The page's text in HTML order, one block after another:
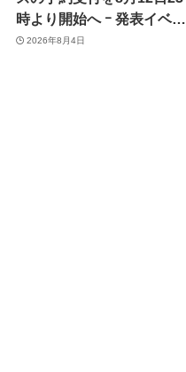
時より開始へ ｰ 発表イベン
トは翌13日午前7時〜
2026年8月4日